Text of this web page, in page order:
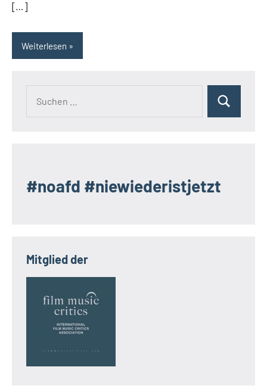
[…]
Weiterlesen
Suchen
#noafd #niewiederistjetzt
Mitglied der